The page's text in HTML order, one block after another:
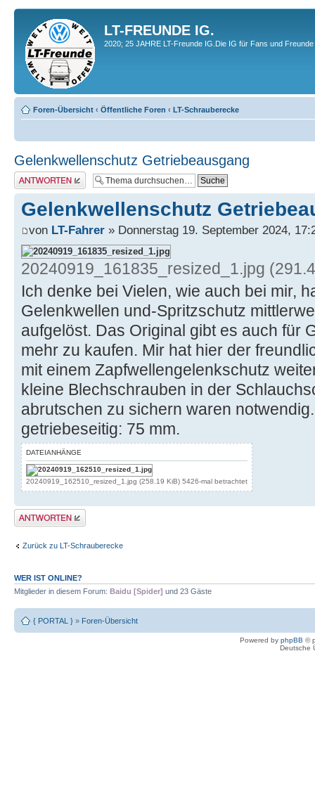
LT-FREUNDE IG.
2020; 25 JAHRE LT-Freunde IG.Die IG für Fans und
Foren-Übersicht ‹ Öffentliche Foren ‹ LT-Schrauberecke
Gelenkwellenschutz Getriebeausgang
Antwort erstellen
Gelenkwellenschutz
von LT-Fahrer » Donnerstag 19. September 2024,
20240919_161835_resized_1.jpg
Ich denke bei Vielen, wie auch bei mir,
Gelenkwellen und-Spritzschutz
aufgelöst. Das Original gibt es auch für
mehr zu kaufen. Mir hat hier der
mit einem Zapfwellengelenkschutz
kleine Blechschrauben in der
abrutschen zu sichern waren
getriebeseitig: 75 mm.
DATEIANHÄNGE
20240919_162510_resized_1.jpg (258.19 KiB) 5426-mal betrachtet
Antwort erstellen
Zurück zu LT-Schrauberecke
WER IST ONLINE?
Mitglieder in diesem Forum: Baidu [Spider] und 23 Gäste
{ PORTAL } » Foren-Übersicht
Powered by phpBB ©
Deutsche